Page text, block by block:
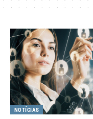
NOTÍCIAS